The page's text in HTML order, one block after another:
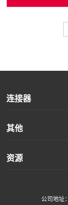
连接器
其他
资源
公司地址：